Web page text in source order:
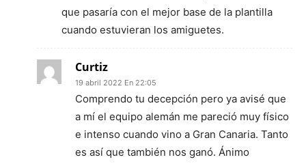
que pasaría con el mejor base de la plantilla
cuando estuvieran los amiguetes.
Curtiz
19 abril 2022 En 22:05
Comprendo tu decepción pero ya avisé que
a mí el equipo alemán me pareció muy físico
e intenso cuando vino a Gran Canaria. Tanto
es así que también nos ganó. Ánimo